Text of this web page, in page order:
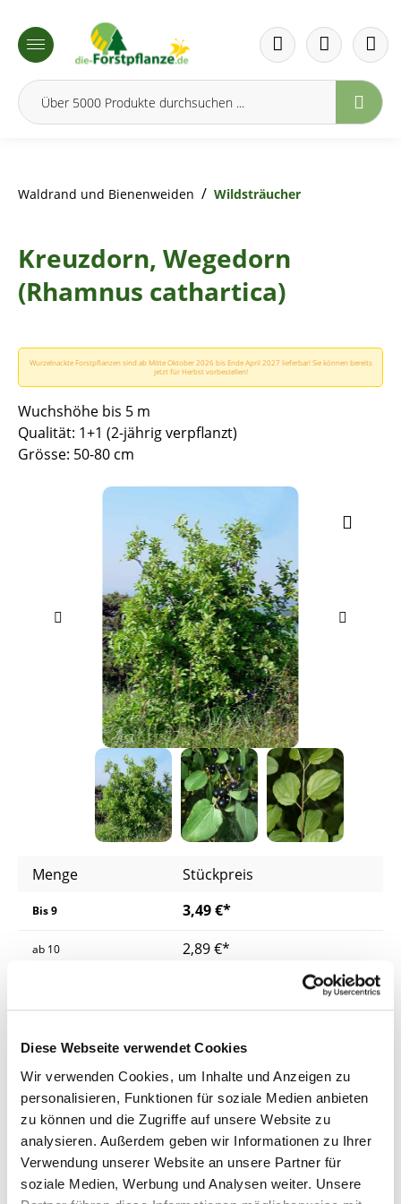
Diese Webseite verwendet Cookies
Wir verwenden Cookies, um Inhalte und Anzeigen zu
personalisieren, Funktionen für soziale Medien anbieten
zu können und die Zugriffe auf unsere Website zu
analysieren. Außerdem geben wir Informationen zu Ihrer
Verwendung unserer Website an unsere Partner für
soziale Medien, Werbung und Analysen weiter. Unsere
springen
Waldrand und Bienenweiden / Wildsträucher
Kreuzdorn, Wegedorn
(Rhamnus cathartica)
Wurzelnackte Forstpflanzen sind ab Mitte Oktober 2026 bis Ende April 2027 lieferbar! Sie können bereits
jetzt für Herbst vorbestellen!
Wuchshöhe bis 5 m
Qualität: 1+1 (2-jährig verpflanzt)
Grösse: 50-80 cm
Menge Stückpreis
Bis9 3,49 €*
ab 10 2,89 €*
Preise inkl. MwSt. zzgl. Versandkosten
Lieferzeit: 4 - 8 Werktage
Produkt Anzahl: Gib den gewünschten
Vorbestellen